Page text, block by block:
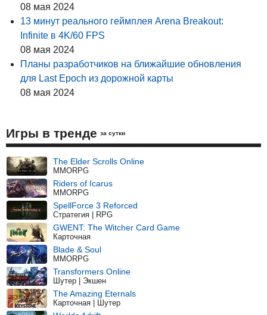
08 мая 2024
13 минут реального геймплея Arena Breakout:
Infinite в 4K/60 FPS
08 мая 2024
Планы разработчиков на ближайшие обновления
для Last Epoch из дорожной карты
08 мая 2024
Игры в тренде за сутки
The Elder Scrolls Online
MMORPG
Riders of Icarus
MMORPG
SpellForce 3 Reforced
Стратегия | RPG
GWENT: The Witcher Card Game
Карточная
Blade & Soul
MMORPG
Transformers Online
Шутер | Экшен
The Amazing Eternals
Карточная | Шутер